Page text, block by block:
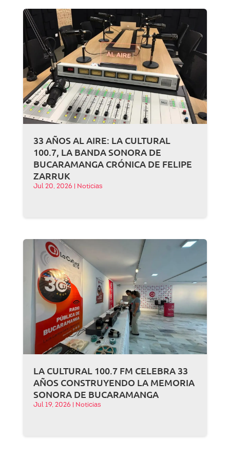
33 AÑOS AL AIRE: LA CULTURAL
100.7, LA BANDA SONORA DE
BUCARAMANGA CRÓNICA DE FELIPE
ZARRUK
Jul 20, 2026 Noticias
LA CULTURAL 100.7 FM CELEBRA 33
AÑOS CONSTRUYENDO LA MEMORIA
SONORA DE BUCARAMANGA
Jul 19, 2026 Noticias